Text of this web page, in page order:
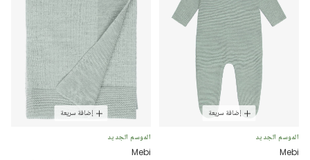
إضافة سريعة
الموسم الجديد
Mebi
إضافة سريعة
الموسم الجديد
Mebi